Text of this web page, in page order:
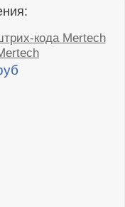
кода Mertech